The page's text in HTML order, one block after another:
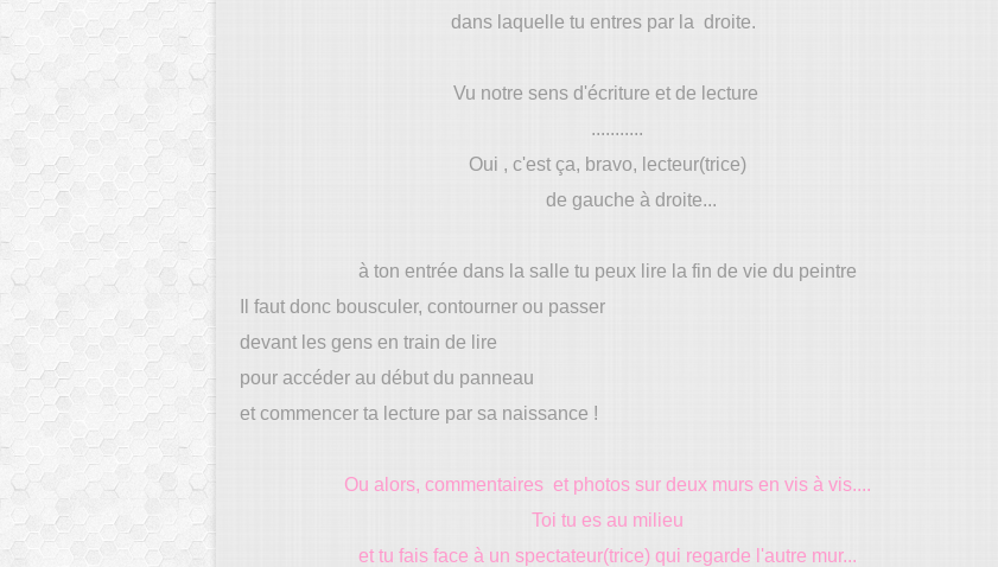
dans laquelle tu entres par la droite.
Vu notre sens d'écriture et de lecture
...........
Oui , c'est ça, bravo, lecteur(trice)
de gauche à droite...
à ton entrée dans la salle tu peux lire la fin de vie du peintre
Il faut donc bousculer, contourner ou passer
devant les gens en train de lire
pour accéder au début du panneau
et commencer ta lecture par sa naissance !
Ou alors, commentaires et photos sur deux murs en vis à vis....
Toi tu es au milieu
et tu fais face à un spectateur(trice) qui regarde l'autre mur...